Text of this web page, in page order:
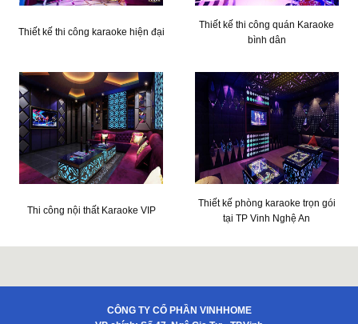
Thiết kế thi công karaoke hiện đại
Thiết kế thi công quán Karaoke
bình dân
Thi công nội thất Karaoke VIP
Thiết kế phòng karaoke trọn gói
tại TP Vinh Nghệ An
CÔNG TY CỔ PHẦN VINHHOME